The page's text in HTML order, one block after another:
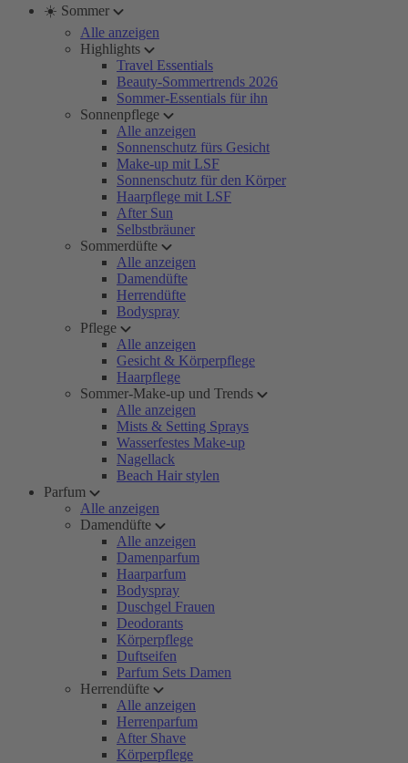
☀️ Sommer
Alle anzeigen
Highlights
Travel Essentials
Beauty-Sommertrends 2026
Sommer-Essentials für ihn
Sonnenpflege
Alle anzeigen
Sonnenschutz fürs Gesicht
Make-up mit LSF
Sonnenschutz für den Körper
Haarpflege mit LSF
After Sun
Selbstbräuner
Sommerdüfte
Alle anzeigen
Damendüfte
Herrendüfte
Bodyspray
Pflege
Alle anzeigen
Gesicht & Körperpflege
Haarpflege
Sommer-Make-up und Trends
Alle anzeigen
Mists & Setting Sprays
Wasserfestes Make-up
Nagellack
Beach Hair stylen
Parfum
Alle anzeigen
Damendüfte
Alle anzeigen
Damenparfum
Haarparfum
Bodyspray
Duschgel Frauen
Deodorants
Körperpflege
Duftseifen
Parfum Sets Damen
Herrendüfte
Alle anzeigen
Herrenparfum
After Shave
Körperpflege